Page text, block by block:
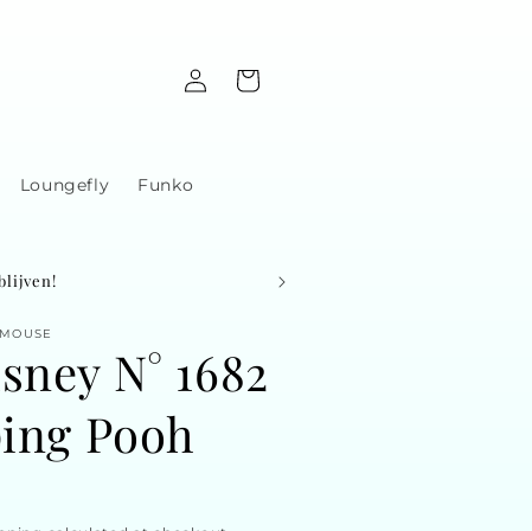
Loungefly Funko
in
Cart
N° 1682
Pooh